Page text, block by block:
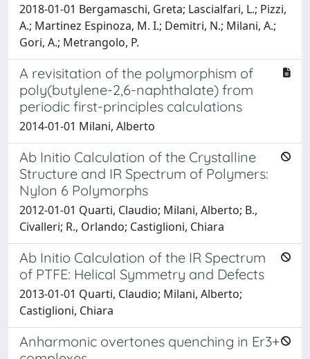
2018-01-01 Bergamaschi, Greta; Lascialfari, L.; Pizzi,
A.; Martinez Espinoza, M. I.; Demitri, N.; Milani, A.;
Gori, A.; Metrangolo, P.
A revisitation of the polymorphism of
poly(butylene-2,6-naphthalate) from
periodic first-principles calculations
2014-01-01 Milani, Alberto
Ab Initio Calculation of the Crystalline
Structure and IR Spectrum of Polymers:
Nylon 6 Polymorphs
2012-01-01 Quarti, Claudio; Milani, Alberto; B.,
Civalleri; R., Orlando; Castiglioni, Chiara
Ab Initio Calculation of the IR Spectrum
of PTFE: Helical Symmetry and Defects
2013-01-01 Quarti, Claudio; Milani, Alberto;
Castiglioni, Chiara
Anharmonic overtones quenching in Er3+